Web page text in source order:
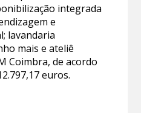
integrada
e
lavandaria
mais e ateliê
Coimbra, de acordo
euros.